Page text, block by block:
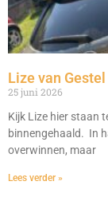
Lize van
25 juni 2026
Kijk Lize hier staan
binnengehaald. In
overwinnen, maar
Lees verder »